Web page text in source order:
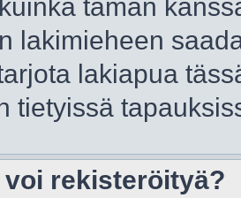
tämän
lakimieheen
lakiapua
tietyissä
voi rekisteröityä?